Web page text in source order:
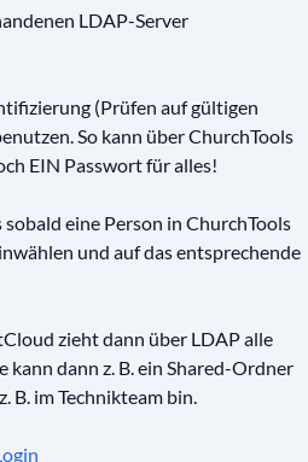
LDAP-Server
(Prüfen auf gültigen
So kann über ChurchTools
EIN Passwort für alles!
eine Person in ChurchTools
und auf das entsprechende
zieht dann über LDAP alle
dann z. B. ein Shared-Ordner
im Technikteam bin.